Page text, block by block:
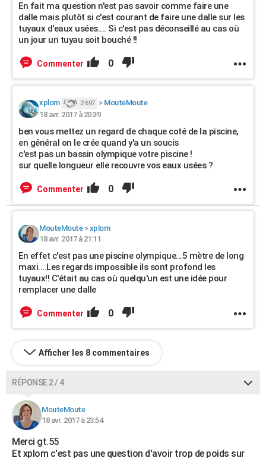
En fait ma question n'est pas savoir comme faire une
dalle mais plutôt si c'est courant de faire une dalle sur les
tuyaux d'eaux usées.... Si c'est pas déconseillé au cas où
un jour un tuyau soit bouché !!
Commenter 0
xplom 2 697 > MouteMoute
18 avr. 2017 à 20:39
ben vous mettez un regard de chaque coté de la piscine,
en général on le crée quand y'a un soucis
c'est pas un bassin olympique votre piscine !
sur quelle longueur elle recouvre vos eaux usées ?
Commenter 0
MouteMoute>xplom
18 avr. 2017 à 21:11
En effet c'est pas une piscine olympique...5 mètre de long
maxi....Les regards impossible ils sont profond les
tuyaux!! C'était au cas où quelqu'un est une idée pour
remplacer une dalle
Commenter 0
Afficher les 8 commentaires
RÉPONSE 2 / 4
MouteMoute
18 avr. 2017 à 23:54
Merci gt.55
Et xplom c'est pas une question d'avoir trop de poids sur